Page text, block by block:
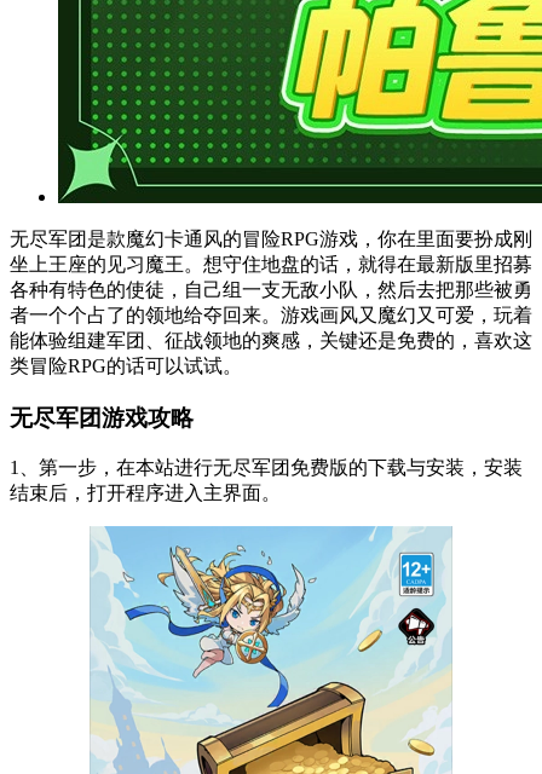
无尽军团是款魔幻卡通风的冒险RPG游戏，你在里面要扮成刚
坐上王座的见习魔王。想守住地盘的话，就得在最新版里招募
各种有特色的使徒，自己组一支无敌小队，然后去把那些被勇
者一个个占了的领地给夺回来。游戏画风又魔幻又可爱，玩着
能体验组建军团、征战领地的爽感，关键还是免费的，喜欢这
类冒险RPG的话可以试试。
无尽军团游戏攻略
1、第一步，在本站进行无尽军团免费版的下载与安装，安装
结束后，打开程序进入主界面。